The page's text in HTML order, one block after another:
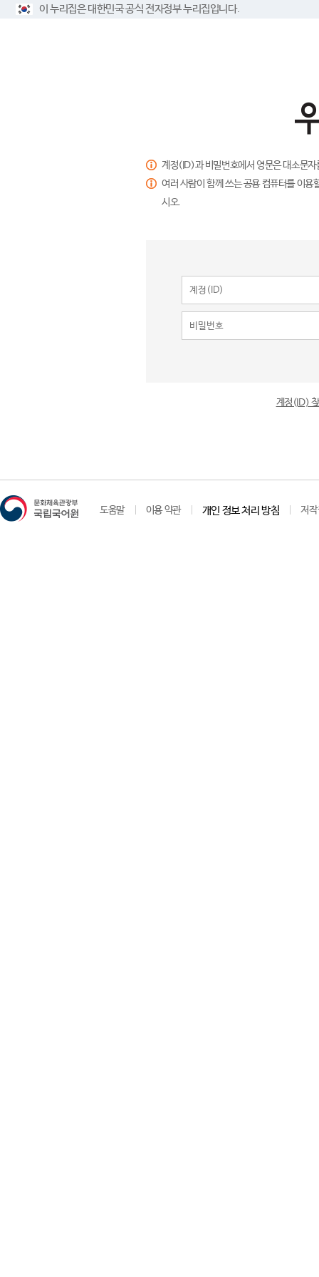
이 누리집은 대한민국 공식 전자정부 누리집입니다.
계정(ID)과 비밀번호에서 영문은 대소문
여러 사람이 함께 쓰는 공용 컴퓨터를 이
시오.
계정(ID)
도움말 이용 약관 개인 정보 처리 방침 저